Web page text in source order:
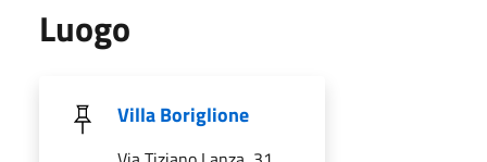
Luogo
Villa Boriglione